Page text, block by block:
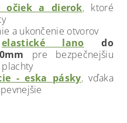
očiek a dierok, ktoré
a ukončenie otvorov
elastické lano do
pre bezpečnejšiu
- eska pásky,vďaka